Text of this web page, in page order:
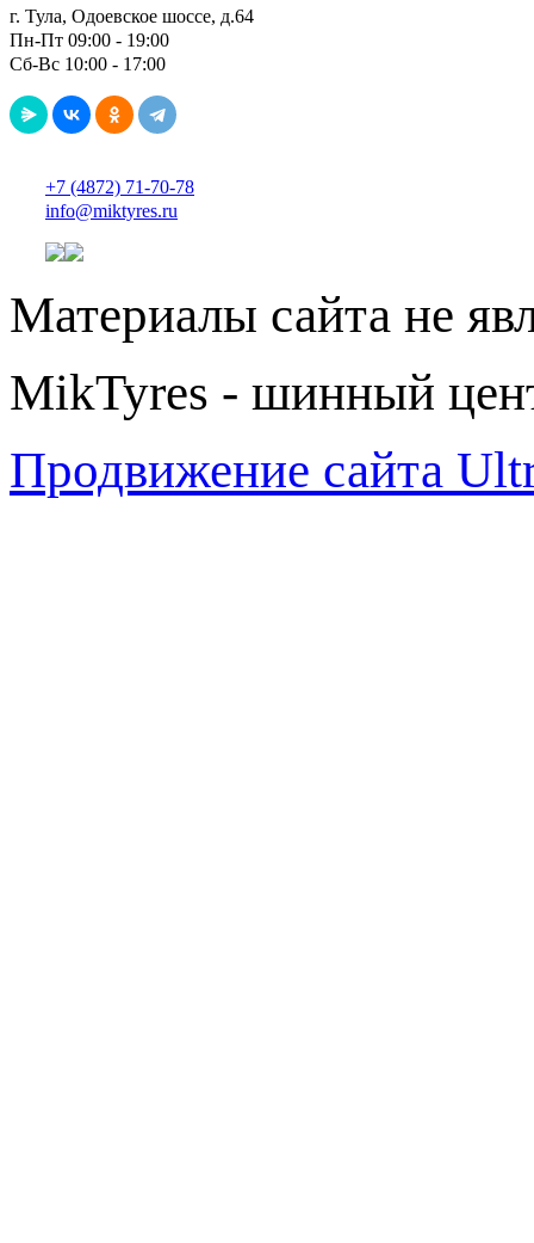
г. Тула, Одоевское шоссе, д.64
Пн-Пт 09:00 - 19:00
Сб-Вс 10:00 - 17:00
+7 (4872) 71-70-78
info@miktyres.ru
Материалы сайта не
MikTyres - шинный
Продвижение сайта